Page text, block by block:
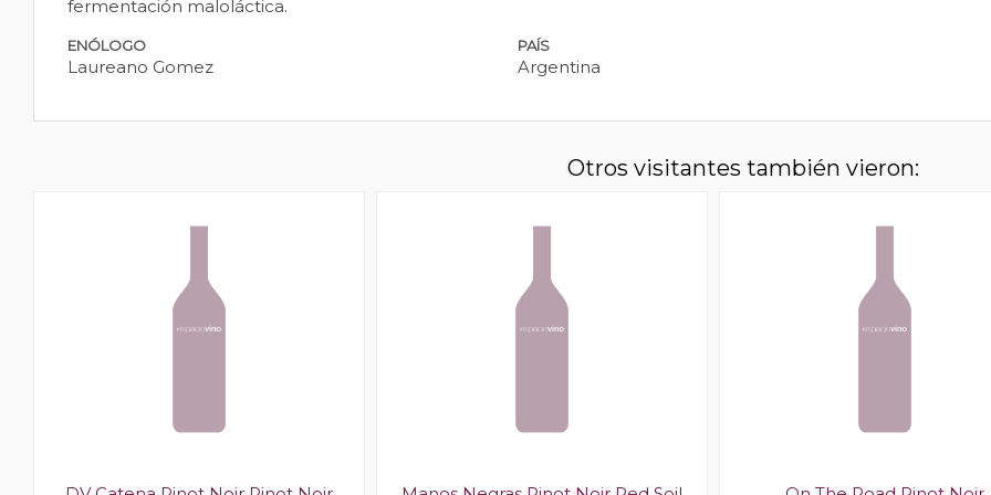
fermentación maloláctica.
ENÓLOGO
Laureano Gomez
PAÍS
Argentina
Otros visitantes también vieron: